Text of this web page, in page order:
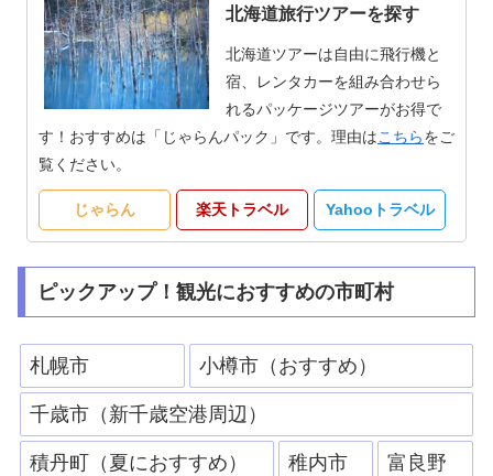
北海道旅行ツアーを探す
北海道ツアーは自由に飛行機と
宿、レンタカーを組み合わせら
れるパッケージツアーがお得で
す！おすすめは「じゃらんパック」です。理由はこちらをご
覧ください。
じゃらん 楽天トラベル Yahooトラベル
ピックアップ！観光におすすめの市町村
札幌市 小樽市（おすすめ）
千歳市（新千歳空港周辺）
積丹町（夏におすすめ） 稚内市 富良野